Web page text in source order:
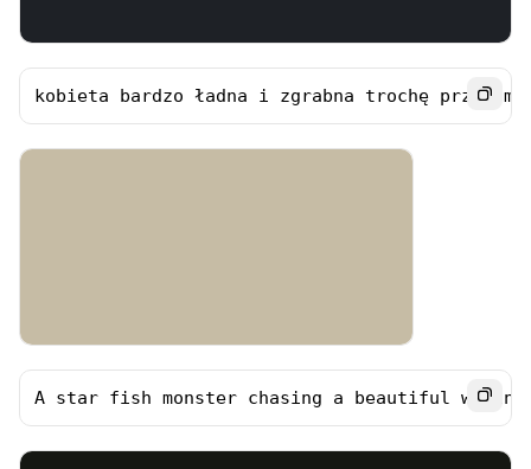
kobieta bardzo ładna i zgrabna trochę
A star fish monster chasing a beautiful